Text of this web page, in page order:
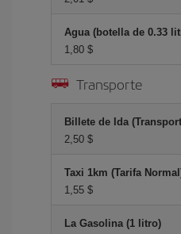
Agua (botella de 0.33
1,80 $
Transporte
Billete de Ida
2,50 $
Taxi 1km (Tarifa
1,55 $
La Gasolina (1 litro)